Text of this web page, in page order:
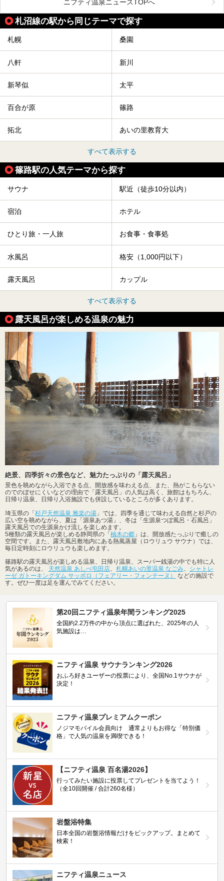
スクラメーションホテル」で構成された、まさに大人の癒し
空間。
今回は、そんな「休日ビルヂング」の魅力を5つのポイント
ニフティ温泉ニュースTOPへ
札沼線の駅から同じテーマで探す
札幌 桑園
八軒 新川
新琴似 太平
百合が原 篠路
拓北 あいの里教育大
すべて表示する
篠路駅の人気テーマから探す
サウナ 駅近（徒歩10分以内）
宿泊 ホテル
ひとり旅・一人旅 お食事・食事処
水風呂 格安（1,000円以下）
露天風呂 カップル
すべて表示する
露天風呂が楽しめる温泉の魅力
絶景、四季折々の景色など、魅力たっぷりの「露天風呂」
景色を眺めながら入浴できる点、開放感を味わえる点、また、熱がこもらない
のでのぼせにくいなどの理由で「露天風呂」の人気は高く、旅館はもちろん、
日帰り温泉、日帰り入浴施設でも併設しているところが多くあります。
埼玉県の「 杉戸天然温泉 雅楽の湯 」では、四季を通じて味わえる自然と杉戸の
広い空を眺めながら、夏は「源泉あつ湯」、冬は「生源泉つぼ風呂・石風呂」
露天風呂での生源泉かけ流しを楽しめます。
5種類の露天風呂が楽しめる静岡県の「 柚木の郷 」は、開放感たっぷりで癒しの
空間です。また、露天風呂敷地内にある熱風蒸屋（ロウリュウ サウナ）では、
毎日定時刻にロウリュウも楽しめます。
篠路駅の露天風呂が楽しめる温泉、日帰り温泉、スーパー銭湯の中でも特に人
気があるのは、 天然温泉 あしべ屯田店、 札幌あいの里温泉 なごみ、 シャトレ
ーゼ ガトーキングダム サッポロ（フェアリー・フォンテーヌ）
などの施設で
す。ぜひ一度は足を運んでみてください。
第20回ニフティ温泉年間ランキング2025
全国約2.2万件の中から頂点に選ばれた、2025年の人
気施設は…
ニフティ温泉 サウナランキング2026
おふろ好きユーザーの投票により、全国No.1サウナが
決定！
ニフティ温泉プレミアムクーポン
ノジマモバイル会員向け 通常よりもお得な「特別価
格」で人気の温泉を満喫できる！
【ニフティ温泉 百名湯2026】
行ってみたい施設に投票してプレゼントを当てよう！
（全10回開催 / 合計260名様）
岩盤浴特集
日本全国の岩盤浴情報だけをピックアップ。まとめて
検索！
ニフティ温泉ニュース